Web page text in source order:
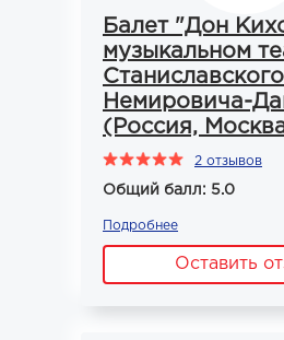
Балет "Дон
музыкальном
Немировича-
(Россия,
2 отзывов
Общий балл: 5.0
Подробнее
Оставить